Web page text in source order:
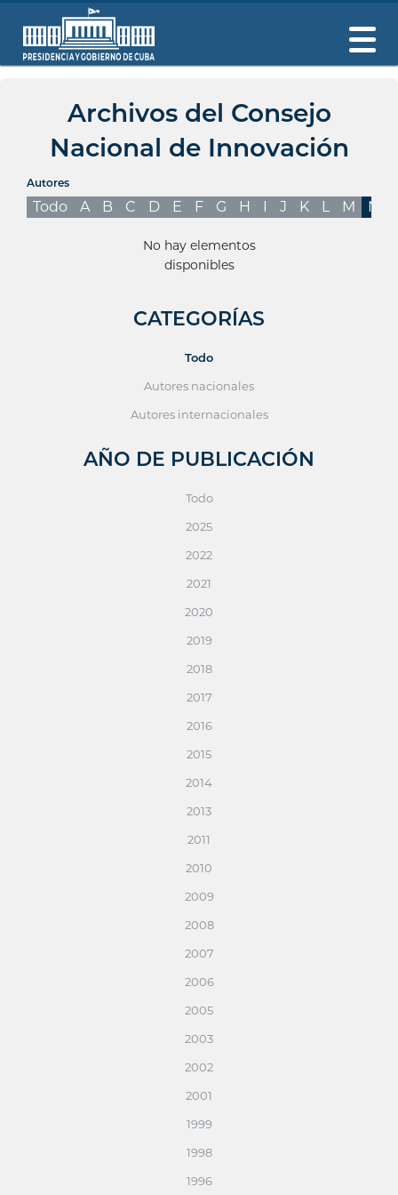
Archivos del Consejo
Nacional de Innovación
Autores
Todo A B C D E F G H I J K L M N
No hay elementos
disponibles
CATEGORÍAS
Todo
Autores nacionales
Autores internacionales
AÑO DE PUBLICACIÓN
Todo
2025
2022
2021
2020
2019
2018
2017
2016
2015
2014
2013
2011
2010
2009
2008
2007
2006
2005
2003
2002
2001
1999
1998
1996